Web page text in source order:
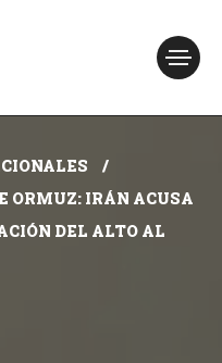
ORMUZ: IRÁN ACUSA
DEL ALTO AL